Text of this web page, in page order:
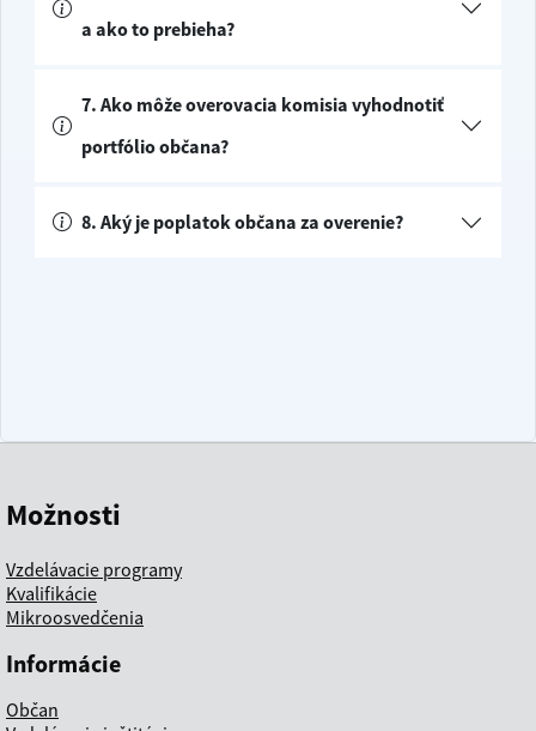
a ako to prebieha?
7. Ako môže overovacia komisia vyhodnotiť
portfólio občana?
8. Aký je poplatok občana za overenie?
Možnosti
Vzdelávacie programy
Kvalifikácie
Mikroosvedčenia
Informácie
Občan